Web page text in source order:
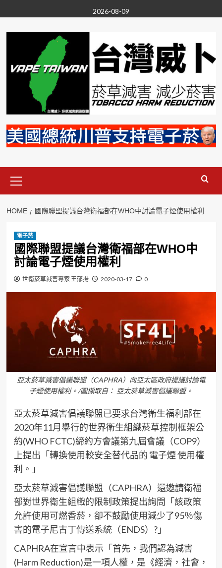
to
content
2026-08-09
Menu
HOME 國際聯盟提議台灣衛福部在WHO中討論電子煙使用權利
電子菸
國際聯盟提議台灣衛福部在WHO中
討論電子煙使用權利
世衛菸草減害專家 王郁揚 2020-03-17 0
亞太菸草減害倡議聯盟（CAPHRA）向亞太區政府提議討論電
子煙使用權利。/圖擷取自： 亞太菸草減害倡議聯盟。
亞太菸草減害倡議聯盟已要求台灣衛生福利部在
2020年11月舉行的世界衛生組織菸草控制框架公
約(WHO FCTC)締約方會議第九屆會議（COP9）
上提出「轉換使用較安全替代品的 電子煙 使用權
利。」
亞太菸草減害倡議聯盟（CAPHRA）還邀請衛福
部對世界衛生組織的限制政策提出詢問「該政策
允許使用可燃香菸，卻不鼓勵使用減少了95％傷
害的電子尼古丁傳送系統（ENDS）?」
CAPHRA在宣言中表示「首先，我們認為減害
(Harm Reduction)是一項人權，是《經濟，社會，